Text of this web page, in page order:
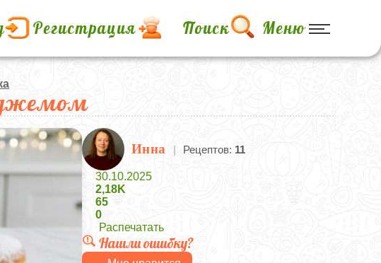
Регистрация Поиск Меню
джемом
Инна | Рецептов: 11
30.10.2025
2,18K
65
0
Распечатать
Нашли ошибку?